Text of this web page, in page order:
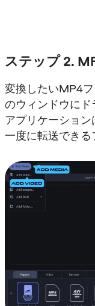
ステップ 2.
変換したいMP4
のウィンドウに
アプリケーション
一度に転送できる